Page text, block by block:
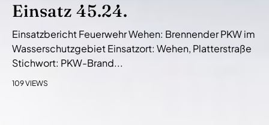
Einsatz 45.24.
Einsatzbericht Feuerwehr Wehen: Brennender PKW im
Wasserschutzgebiet Einsatzort: Wehen, Platterstraße
Stichwort: PKW-Brand...
109 VIEWS